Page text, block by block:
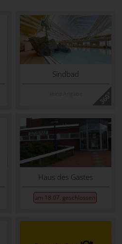
Sindbad
Haus des Gastes
am 18.07. geschlossen